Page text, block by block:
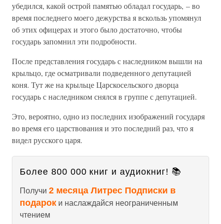
убедился, какой острой памятью обладал государь, – во
время последнего моего дежурства я вскользь упомянул
об этих офицерах и этого было достаточно, чтобы
государь запомнил эти подробности.
После представления государь с наследником вышли на
крыльцо, где осматривали подведенного депутацией
коня. Тут же на крыльце Царскосельского дворца
государь с наследником снялся в группе с депутацией.
Это, вероятно, одно из последних изображений государя
во время его царствования и это последний раз, что я
видел русского царя.
Более 800 000 книг и аудиокниг! 📚
Получи 2 месяца Литрес Подписки в
подарок и наслаждайся неограниченным
чтением